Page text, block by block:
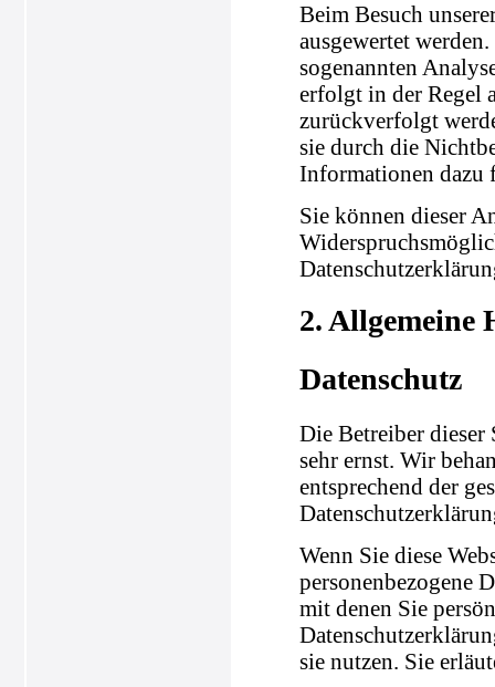
Beim Besuch
ausgewertet
sogenannten
erfolgt in der Regel
zurückverfolgt
sie durch die
Informationen dazu
Sie können dieser
2. Allgemeine
Datenschutz
Die Betreiber dieser
sehr ernst. Wir
entsprechend der
Wenn Sie diese
personenbezogene
mit denen Sie
sie nutzen. Sie